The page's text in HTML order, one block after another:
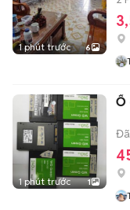
1 phút trước 6
1 phút trước 1
Ổ